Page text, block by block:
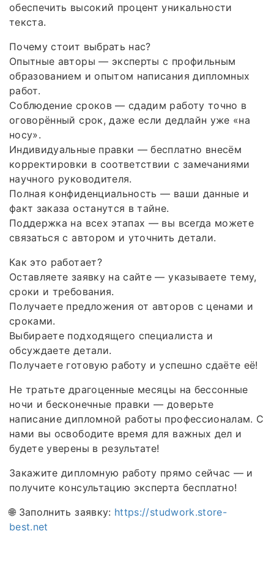
обеспечить высокий процент уникальности
текста.
Почему стоит выбрать нас?
Опытные авторы — эксперты с профильным
образованием и опытом написания дипломных
работ.
Соблюдение сроков — сдадим работу точно в
оговорённый срок, даже если дедлайн уже «на
носу».
Индивидуальные правки — бесплатно внесём
корректировки в соответствии с замечаниями
научного руководителя.
Полная конфиденциальность — ваши данные и
факт заказа останутся в тайне.
Поддержка на всех этапах — вы всегда можете
связаться с автором и уточнить детали.
Как это работает?
Оставляете заявку на сайте — указываете тему,
сроки и требования.
Получаете предложения от авторов с ценами и
сроками.
Выбираете подходящего специалиста и
обсуждаете детали.
Получаете готовую работу и успешно сдаёте её!
Не тратьте драгоценные месяцы на бессонные
ночи и бесконечные правки — доверьте
написание дипломной работы профессионалам. С
нами вы освободите время для важных дел и
будете уверены в результате!
Закажите дипломную работу прямо сейчас — и
получите консультацию эксперта бесплатно!
🌐 Заполнить заявку: https://studwork.store-
best.net